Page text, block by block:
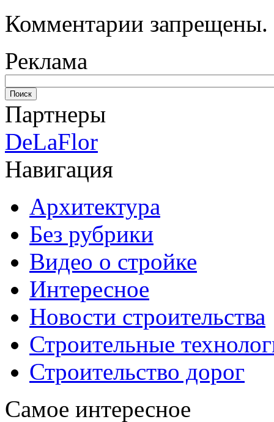
Комментарии запрещены.
Реклама
Партнеры
DeLaFlor
Навигация
Архитектура
Без рубрики
Видео о стройке
Интересное
Новости строительства
Строительные
Строительство дорог
Самое интересное